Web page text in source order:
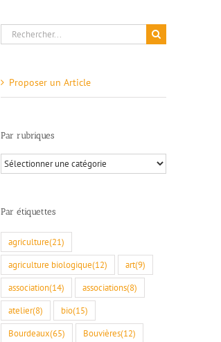
Rechercher:
Proposer un Article
Par rubriques
Par
rubriques
Par étiquettes
agriculture(21)
agriculture biologique(12) art(9)
association(14) associations(8)
atelier(8) bio(15)
Bourdeaux(65) Bouvières(12)